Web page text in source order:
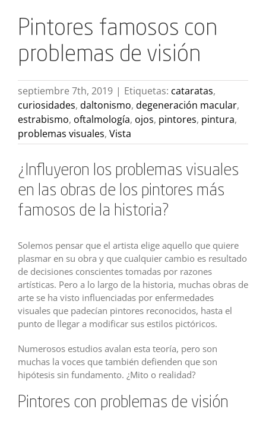
Pintores famosos con
problemas de visión
septiembre 7th, 2019 | Etiquetas: cataratas,
curiosidades, daltonismo, degeneración macular,
estrabismo, oftalmología, ojos, pintores, pintura,
problemas visuales, Vista
¿Influyeron los problemas visuales
en las obras de los pintores más
famosos de la historia?
Solemos pensar que el artista elige aquello que quiere
plasmar en su obra y que cualquier cambio es resultado
de decisiones conscientes tomadas por razones
artísticas. Pero a lo largo de la historia, muchas obras de
arte se ha visto influenciadas por enfermedades
visuales que padecían pintores reconocidos, hasta el
punto de llegar a modificar sus estilos pictóricos.
Numerosos estudios avalan esta teoría, pero son
muchas la voces que también defienden que son
hipótesis sin fundamento. ¿Mito o realidad?
Pintores con problemas de visión